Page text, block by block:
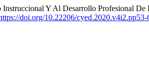
Y Al Desarrollo Profesional
doi.org/10.22206/cyed.2020.v4i2.pp53-